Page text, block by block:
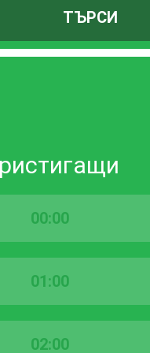
ТЪРСИ
00:00
01:00
02:00